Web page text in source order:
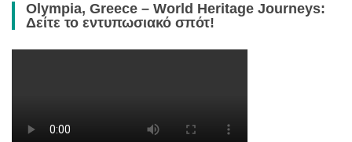
Olympia, Greece – World Heritage Journeys:
Δείτε το εντυπωσιακό σπότ!